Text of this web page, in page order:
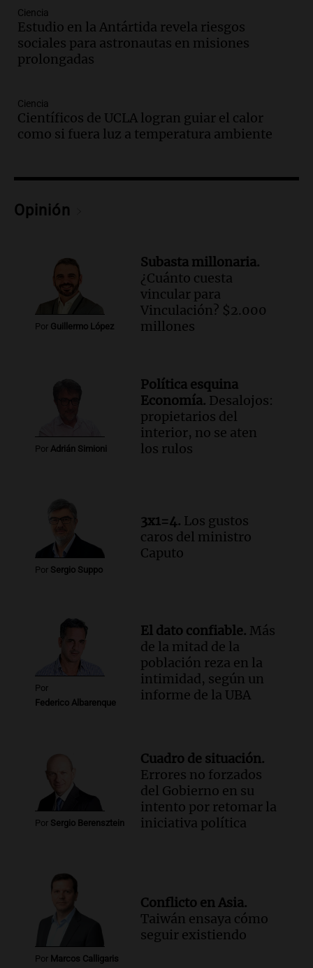
Episodios
Audio. La justicia reconoce al COVID
como enfermedad laboral tras la muerte
de un docente
Audio.Aumento de tarifas de luz en San
Luis a partir de agosto por nueva
regulación de la energía
Episodios
la población del país fue a templos a
Episodios
Audio.
"Algo pasó al aterrizar": dudas
sobre la muerte del kitesurfista en
Santa Fe.
Noticias Rosario
compras de Antonella: bromas en
Rosario.
Ahora país
Audio.José Roccuzzo, cortes de carne y
Episodios
Audio.
Luciano Cáceres llega a Córdoba a
presentar “Paraíso”, una obra que
cuestiona certezas masculinas
Amamos Argentina
Ciencia
Estudio en la Antártida revela riesgos
sociales para astronautas en misiones
prolongadas
Ciencia
Científicos de UCLA logran guiar el calor
como si fuera luz a temperatura ambiente
Opinión
Por Guillermo López
Subasta millonaria.
¿Cuánto cuesta
vincular para
Vinculación? $2.000
millones
Por Adrián Simioni
Política esquina
Economía. Desalojos:
propietarios del
interior, no se aten
los rulos
Por Sergio Suppo
3x1=4. Los gustos
caros del ministro
Caputo
Por
Federico Albarenque
El dato confiable. Más
de la mitad de la
población reza en la
intimidad, según un
informe de la UBA
Por Sergio Berensztein
Cuadro de situación.
Errores no forzados
del Gobierno en su
intento por retomar la
iniciativa política
Por Marcos Calligaris
Conflicto en Asia.
Taiwán ensaya cómo
seguir existiendo